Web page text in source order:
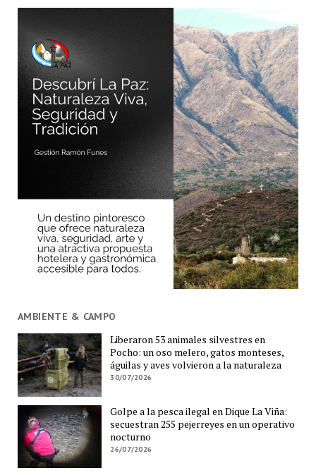
AMBIENTE & CAMPO
Liberaron 53 animales silvestres en
Pocho: un oso melero, gatos monteses,
águilas y aves volvieron a la naturaleza
30/07/2026
Golpe a la pesca ilegal en Dique La Viña:
secuestran 255 pejerreyes en un operativo
nocturno
26/07/2026